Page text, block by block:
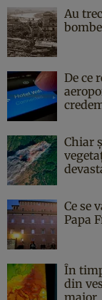
Au
De ce
Chiar
Ce se
Papa
În
din
major